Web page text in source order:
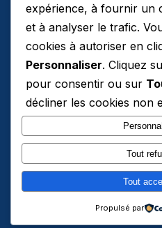
Samedi
Dimanche
Notre adresse
4 Av du Général de Gaulle
–
expérience, à fournir un
et à analyser le trafic.
cookies à autoriser en
Personnaliser. Cliquez
pour consentir ou sur
décliner les cookies non
Tout
Tout
Propulsé par